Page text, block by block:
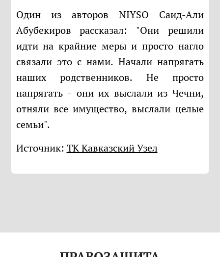
Один из авторов NIYSO Саид-Али
Абубекиров рассказал: "Они решили
идти на крайние меры и просто нагло
связали это с нами. Начали напрягать
наших родственников. Не просто
напрягать - они их выслали из Чечни,
отняли все имущество, выслали целые
семьи".
Источник: ТК Кавказский Узел